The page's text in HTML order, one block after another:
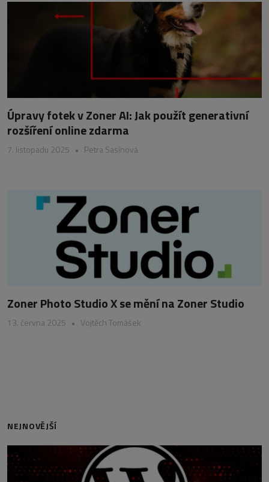
Úpravy fotek v Zoner AI: Jak použít generativní
rozšíření online zdarma
7. listopadu 2025 • Petra Sasínová
Zoner Photo Studio X se mění na Zoner Studio
13. června 2025 • Vojtěch Tomášek
NEJNOVĚJŠÍ